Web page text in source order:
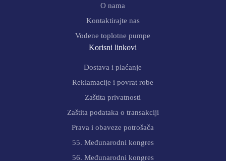
O nama
Kontaktirajte nas
Vodene toplotne pumpe
Korisni linkovi
Dostava i plaćanje
Reklamacije i povrat robe
Zaštita privatnosti
Zaštita podataka o transakciji
Prava i obaveze potrošača
55. Međunarodni kongres
56. Međunarodni kongres